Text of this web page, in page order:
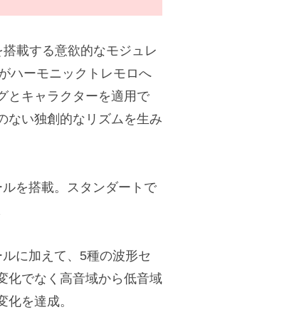
載する意欲的なモジュレ
ハーモニックトレモロへ
とキャラクターを適用で
ない独創的なリズムを生み
を搭載。スタンダートで
に加えて、5種の波形セ
化でなく高音域から低音域
を達成。